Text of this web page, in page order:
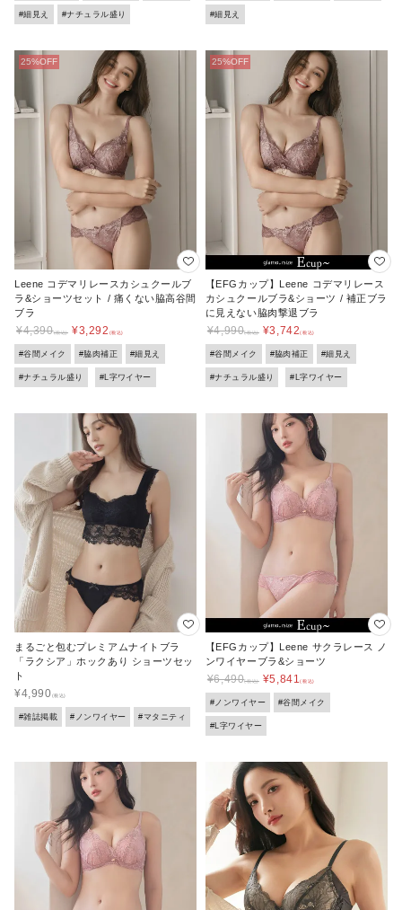
#細見え #ナチュラル盛り #細見え
Leene コデマリレースカシュクールブ
ラ&ショーツセット / 痛くない脇高谷間
ブラ
¥4,390 ¥3,292
#谷間メイク #脇肉補正 #細見え
#ナチュラル盛り #L字ワイヤー
【EFGカップ】Leene コデマリレース
カシュクールブラ&ショーツ / 補正ブラ
に見えない脇肉撃退ブラ
¥4,990 ¥3,742
#谷間メイク #脇肉補正 #細見え
#ナチュラル盛り #L字ワイヤー
まるごと包むプレミアムナイトブラ
「ラクシア」ホックあり ショーツセッ
ト
¥4,990
#雑誌掲載 #ノンワイヤー #マタニティ
【EFGカップ】Leene サクラレース ノ
ンワイヤーブラ&ショーツ
¥6,490 ¥5,841
#ノンワイヤー #谷間メイク
#L字ワイヤー